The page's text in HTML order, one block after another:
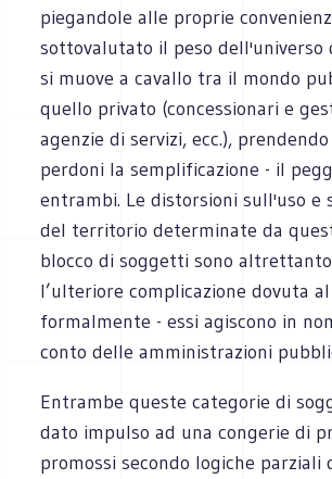
piegandole alle proprie
sottovalutato il peso dell'universo
si muove a cavallo tra il mondo
quello privato (concessionari e
agenzie di servizi, ecc.),
perdoni la semplificazione - il
entrambi. Le distorsioni sull'uso e
del territorio determinate da
blocco di soggetti sono
l’ulteriore complicazione dovuta
formalmente - essi agiscono in
conto delle amministrazioni
Entrambe queste categorie di
dato impulso ad una congerie di
promossi secondo logiche